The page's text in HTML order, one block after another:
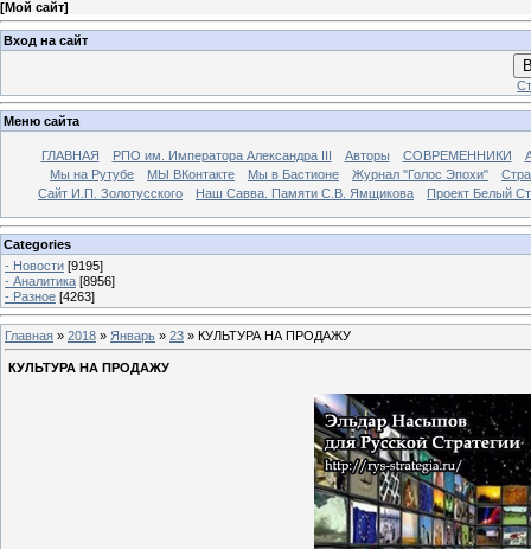
[Мой сайт]
Вход на сайт
Меню сайта
ГЛАВНАЯ РПО им. Императора Александра III Авторы СОВРЕМЕННИКИ
Мы на Рутубе
МЫ ВКонтакте Мы в Бастионе Журнал "Голос Эпохи"
Сайт И.П. Золотусского
Наш Савва. Памяти С.В. Ямщикова Проект Белый
Categories
- Новости [9195]
- Аналитика [8956]
- Разное [4263]
Главная » 2018 » Январь » 23 » КУЛЬТУРА НА ПРОДАЖУ
КУЛЬТУРА НА ПРОДАЖУ